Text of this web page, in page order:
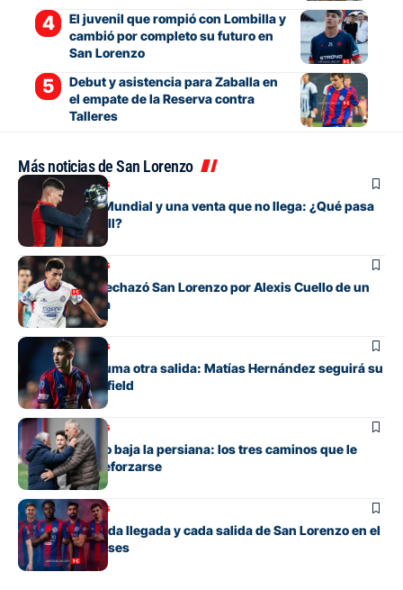
El juvenil que rompió con Lombilla y
cambió por completo su futuro en
San Lorenzo
Debut y asistencia para Zaballa en
el empate de la Reserva contra
Talleres
Más noticias de San Lorenzo
Mercado de pases
Entre su gran Mundial y una venta que no llega: ¿Qué pasa
con Orlando Gill?
Mercado de pases
La oferta que rechazó San Lorenzo por Alexis Cuello de un
club de España
Mercado de pases
San Lorenzo suma otra salida: Matías Hernández seguirá su
carrera en Banfield
Mercado de pases
San Lorenzo no baja la persiana: los tres caminos que le
quedan para reforzarse
Mercado de pases
El detalle de cada llegada y cada salida de San Lorenzo en el
mercado de pases